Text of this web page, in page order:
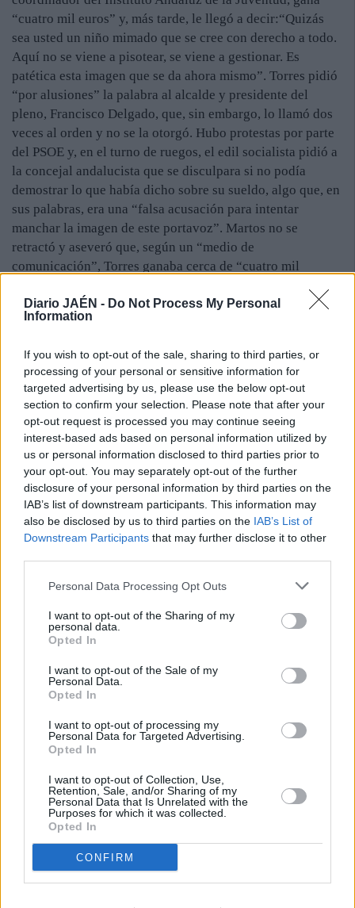
Diario JAÉN - Do Not Process My Personal
Information
If you wish to opt-out of the sale, sharing to third parties, or
processing of your personal or sensitive information for
targeted advertising by us, please use the below opt-out
section to confirm your selection. Please note that after your
opt-out request is processed you may continue seeing
interest-based ads based on personal information utilized by
us or personal information disclosed to third parties prior to
your opt-out. You may separately opt-out of the further
disclosure of your personal information by third parties on the
IAB’s list of downstream participants. This information may
also be disclosed by us to third parties on the IAB’s List of
Downstream Participants that may further disclose it to other
Personal Data Processing Opt Outs
I want to opt-out of the Sharing of my
personal data.
Opted In
I want to opt-out of the Sale of my
Personal Data.
Opted In
I want to opt-out of processing my
Personal Data for Targeted Advertising.
Opted In
I want to opt-out of Collection, Use,
Retention, Sale, and/or Sharing of my
Personal Data that Is Unrelated with the
Purposes for which it was collected.
Opted In
CONFIRM
“cuatro mil euros” y, más tarde, le llegó a decir:“Quizás
sea usted un niño mimado que se cree con derecho a todo.
Aquí no se viene a pisotear, se viene a gestionar. Es
patética esta imagen que se da ahora mismo”. Torres pidió
“por alusiones” la palabra al alcalde y presidente del
pleno, Francisco Delgado, que, sin embargo, lo llamó dos
veces al orden y no se la otorgó. Hubo protestas por parte
del PSOE y, en el turno de ruegos, el edil socialista pidió a
la concejal andalucista que se disculpara si no podía
demostrar lo que había dicho sobre su sueldo, algo que, en
sus palabras, era una “falsa acusación para intentar
manchar la imagen de este portavoz”. Martos no se
retractó y aseveró que, según un “medio de
comunicación”, Torres ganaba cerca de “cuatro mil
Al acabar el pleno, Torres se dirigió al oficial de la Policía
Local que estaba de guardia y dio parte de los hechos
atentar contra su derecho a la imagen y al honor “a través
de unas palabras que no puede demostrar” ya que su
sueldo neto, según la nómina a la que tuvo acceso este
periódico, es menor. El portavoz del PSOE también
anunció que los hechos irán al juzgado, con “una demanda
por lo civil”. Por último, lamentó que el alcalde “no
tuviera valor” para “llamar al orden” a su “compañera de
gobierno”.